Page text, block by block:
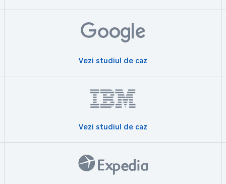
Vezi studiul de caz
Vezi studiul de caz